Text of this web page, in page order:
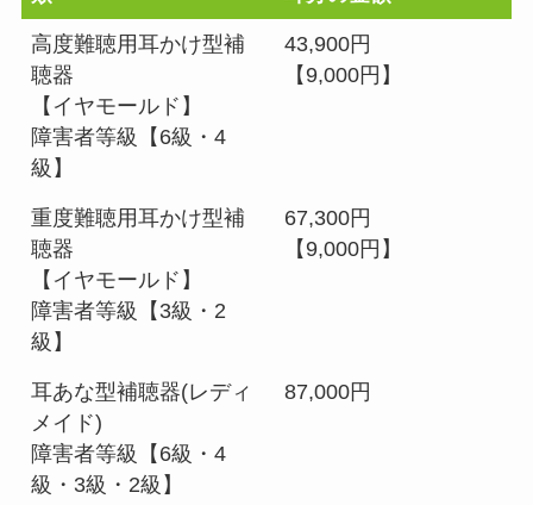
高度難聴用耳かけ型補
聴器
【イヤモールド】
障害者等級【6級・4
級】
43,900円
【9,000円】
重度難聴用耳かけ型補
聴器
【イヤモールド】
障害者等級【3級・2
級】
67,300円
【9,000円】
耳あな型補聴器(レディ
メイド)
障害者等級【6級・4
級・3級・2級】
87,000円